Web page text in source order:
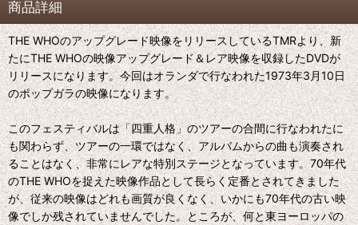
商品詳細
THE WHOのアップグレード映像をリリースしているTMRより、新
たにTHE WHOの映像アップグレード＆レア映像を収録したDVDが
リリースになります。今回はオランダで行なわれた1973年3月10日
のポップガラの映像になります。
このフェスティバルは「四重人格」のツアーの合間に行なわれたに
も関わらず、ツアーの一環ではなく、アルバムからの曲も演奏され
ることはなく、非常にレアな特別ステージとなっています。70年代
のTHE WHOを捉えた映像作品として長らく定番とされてきました
が、従来の映像はどれも画質が良くなく、いかにも70年代の古い映
像でしか残されていませんでした。ところが、何と東ヨーロッパの